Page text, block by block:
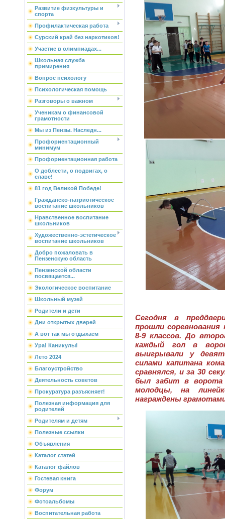
Развитие физкультуры и
спорта
Профилактическая работа
Сурский край без наркотиков!
Участие в олимпиадах...
Школьная служба
примирения
Вопрос психологу
Психологическая помощь
Разговоры о важном
Ученикам о финансовой
грамотности
Мы из Пензы. Наследн...
Профориентационный
минимум
Профориентационная работа
О доблести, о подвигах, о
славе!
81 год Великой Победе!
Гражданско-патриотическое
воспитание школьников
Нравственное воспитание
школьников
Художественно-эстетическое
воспитание школьников
Добро пожаловать в
Пензенскую область
Пензенской области
посвящается...
Экологическое воспитание
Школьный музей
Родители и дети
Дни открытых дверей
А вот так мы отдыхаем
Ура! Каникулы!
Лето 2024
Благоустройство
Деятельность советов
Прокуратура разъясняет!
Полезная информация для
родителей
Родителям и детям
Полезные ссылки
Объявления
Каталог статей
Каталог файлов
Гостевая книга
Форум
Фотоальбомы
Воспитательная работа
Сегодня в
прошли
8-9 классов. До
каждый гол в
выигрывали у
силами капитана
сравнялся, и за 30
был забит в ворота
молодцы, на
награждены